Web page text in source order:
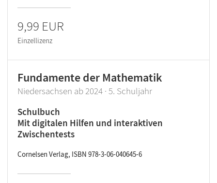
9,99 EUR
Einzellizenz
Fundamente der Mathematik
Niedersachsen ab 2024 · 5. Schuljahr
Schulbuch
Mit digitalen Hilfen und interaktiven
Zwischentests
Cornelsen Verlag, ISBN 978-3-06-040645-6